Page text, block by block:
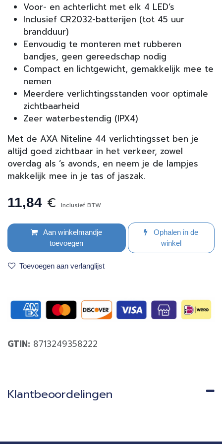
Voor- en achterlicht met elk 4 LED’s
Inclusief CR2032-batterijen (tot 45 uur
brandduur)
Eenvoudig te monteren met rubberen
bandjes, geen gereedschap nodig
Compact en lichtgewicht, gemakkelijk mee te
nemen
Meerdere verlichtingsstanden voor optimale
zichtbaarheid
Zeer waterbestendig (IPX4)
Met de AXA Niteline 44 verlichtingsset ben je
altijd goed zichtbaar in het verkeer, zowel
overdag als ’s avonds, en neem je de lampjes
makkelijk mee in je tas of jaszak.
11,84 € Inclusief BTW
Aan winkelmandje
toevoegen
Ophalen in de
winkel
Toevoegen aan verlanglijst
GTIN: 8713249358222
Klantbeoordelingen